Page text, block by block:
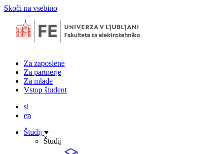
Skoči na vsebino
Za zaposlene
Za partnerje
Za mlade
Vstop študent
sl
en
Študij
Študij